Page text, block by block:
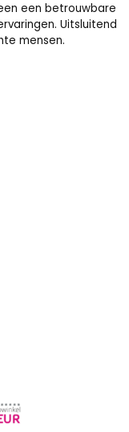
een betrouwbare
Uitsluitend
mensen.